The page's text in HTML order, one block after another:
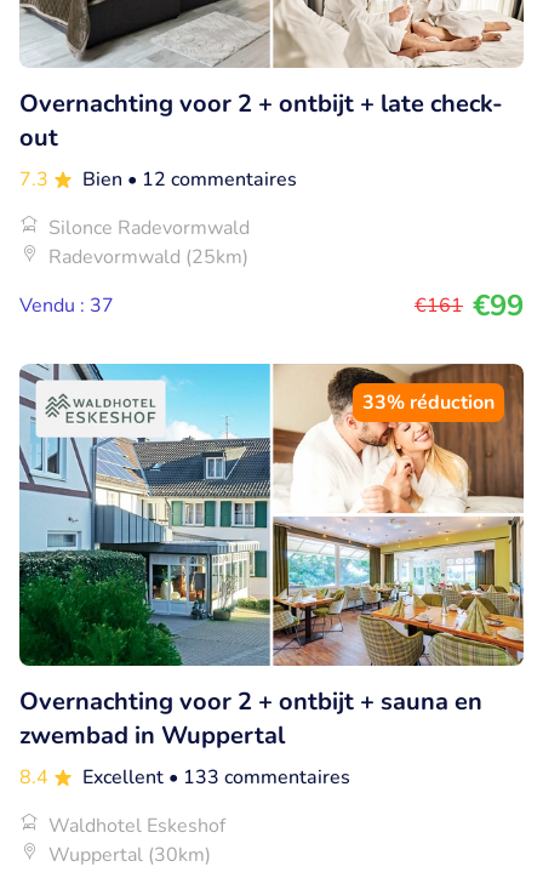
Overnachting voor 2 + ontbijt + late check-
out
7.3 Bien • 12 commentaires
Silonce Radevormwald
Radevormwald (25km)
Vendu : 37
€161 €99
33% réduction
Overnachting voor 2 + ontbijt + sauna en
zwembad in Wuppertal
8.4 Excellent • 133 commentaires
Waldhotel Eskeshof
Wuppertal (30km)